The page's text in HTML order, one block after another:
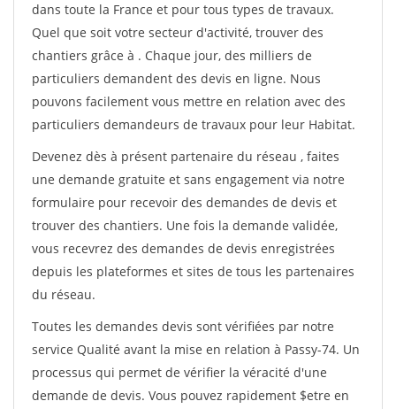
dans toute la France et pour tous types de travaux.
Quel que soit votre secteur d'activité, trouver des
chantiers grâce à . Chaque jour, des milliers de
particuliers demandent des devis en ligne. Nous
pouvons facilement vous mettre en relation avec des
particuliers demandeurs de travaux pour leur Habitat.
Devenez dès à présent partenaire du réseau , faites
une demande gratuite et sans engagement via notre
formulaire pour recevoir des demandes de devis et
trouver des chantiers. Une fois la demande validée,
vous recevrez des demandes de devis enregistrées
depuis les plateformes et sites de tous les partenaires
du réseau.
Toutes les demandes devis sont vérifiées par notre
service Qualité avant la mise en relation à Passy-74. Un
processus qui permet de vérifier la véracité d'une
demande de devis. Vous pouvez rapidement $etre en